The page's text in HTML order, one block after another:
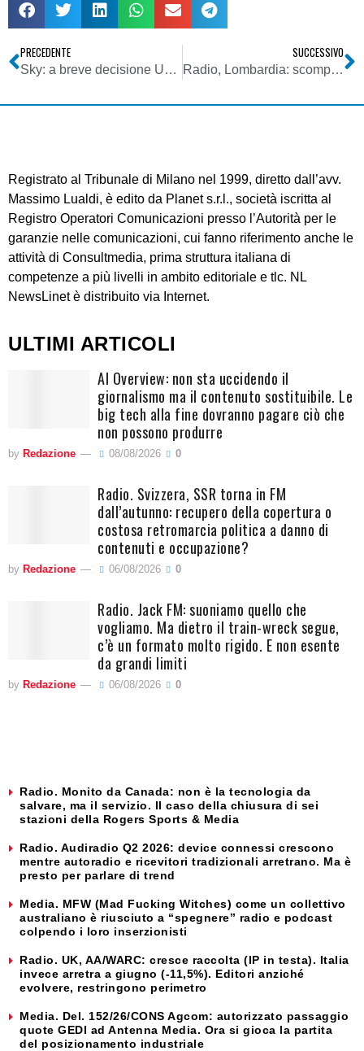
PRECEDENTE
Sky: a breve decisione Ue su digitale terrestre
SUCCESSIVO
Radio, Lombardia: scomparso Massimo Festa, dj di Number One
Registrato al Tribunale di Milano nel 1999, diretto dall’avv.
Massimo Lualdi, è edito da Planet s.r.l., società iscritta al
Registro Operatori Comunicazioni presso l’Autorità per le
garanzie nelle comunicazioni, cui fanno riferimento anche le
attività di Consultmedia, prima struttura italiana di
competenze a più livelli in ambito editoriale e tlc. NL
NewsLinet è distribuito via Internet.
ULTIMI ARTICOLI
AI Overview: non sta uccidendo il
giornalismo ma il contenuto sostituibile. Le
big tech alla fine dovranno pagare ciò che
non possono produrre
by Redazione 08/08/2026 0
Radio. Svizzera, SSR torna in FM
dall’autunno: recupero della copertura o
costosa retromarcia politica a danno di
contenuti e occupazione?
by Redazione 06/08/2026 0
Radio. Jack FM: suoniamo quello che
vogliamo. Ma dietro il train-wreck segue,
c’è un formato molto rigido. E non esente
da grandi limiti
by Redazione 06/08/2026 0
Radio. Monito da Canada: non è la tecnologia da
salvare, ma il servizio. Il caso della chiusura di sei
stazioni della Rogers Sports & Media
Radio. Audiradio Q2 2026: device connessi crescono
mentre autoradio e ricevitori tradizionali arretrano. Ma è
presto per parlare di trend
Media. MFW (Mad Fucking Witches) come un collettivo
australiano è riusciuto a “spegnere” radio e podcast
colpendo i loro inserzionisti
Radio. UK, AA/WARC: cresce raccolta (IP in testa). Italia
invece arretra a giugno (-11,5%). Editori anziché
evolvere, restringono perimetro
Media. Del. 152/26/CONS Agcom: autorizzato passaggio
quote GEDI ad Antenna Media. Ora si gioca la partita
del posizionamento industriale